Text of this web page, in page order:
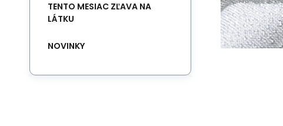
TENTO MESIAC ZĽAVA NA
LÁTKU
NOVINKY